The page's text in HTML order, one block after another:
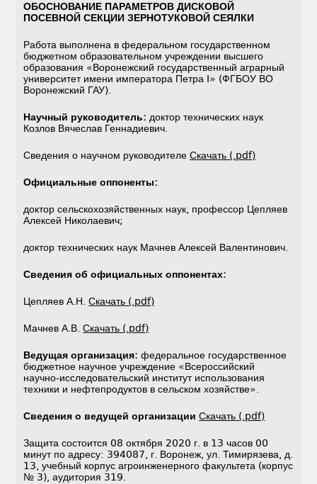
ОБОСНОВАНИЕ ПАРАМЕТРОВ ДИСКОВОЙ
ПОСЕВНОЙ СЕКЦИИ ЗЕРНОТУКОВОЙ СЕЯЛКИ
Работа выполнена в федеральном государственном
бюджетном образовательном учреждении высшего
образования «Воронежский государственный аграрный
университет имени императора Петра I» (ФГБОУ ВО
Воронежский ГАУ).
Научный руководитель: доктор технических наук
Козлов Вячеслав Геннадиевич.
Сведения о научном руководителеСкачать (.pdf)
Официальные оппоненты:
доктор сельскохозяйственных наук, профессор Цепляев
Алексей Николаевич;
доктор технических наук Мачнев Алексей Валентинович.
Сведения об официальных оппонентах:
Цепляев А.Н.Скачать (.pdf)
Мачнев А.В.Скачать (.pdf)
Ведущая организация:федеральное государственное
бюджетное научное учреждение «Всероссийский
научно-исследовательский институт использования
техники и нефтепродуктов в сельском хозяйстве».
Сведения о ведущей организации Скачать (.pdf)
Защита состоится 08 октября 2020 г. в 13 часов 00
минут по адресу: 394087, г. Воронеж, ул. Тимирязева, д.
13, учебный корпус агроинженерного факультета (корпус
№ 3), аудитория 319.